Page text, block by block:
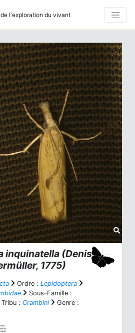
l'exploration du vivant
inquinatella (Denis
1775)
Ordre : Lepidoptera
Sous-Famille :
Tribu : Crambini
Genre :